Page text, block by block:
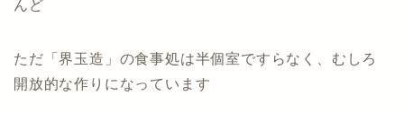
んど
ただ「界玉造」の食事処は半個室ですらなく、むしろ
開放的な作りになっています